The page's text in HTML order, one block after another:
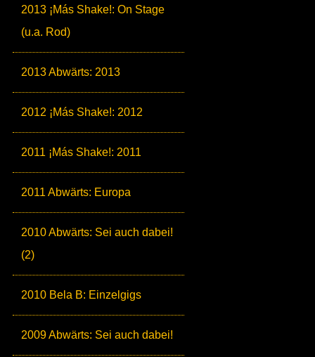
2013 ¡Más Shake!: On Stage
(u.a. Rod)
2013 Abwärts: 2013
2012 ¡Más Shake!: 2012
2011 ¡Más Shake!: 2011
2011 Abwärts: Europa
2010 Abwärts: Sei auch dabei!
(2)
2010 Bela B: Einzelgigs
2009 Abwärts: Sei auch dabei!